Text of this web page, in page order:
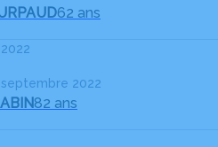
62 ans
2022
82 ans